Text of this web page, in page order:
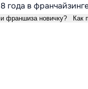
в
франшиза новичку? Как